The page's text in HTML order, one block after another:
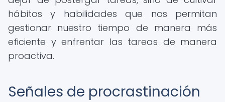
hábitos y habilidades que nos permitan
gestionar nuestro tiempo de manera más
eficiente y enfrentar las tareas de manera
proactiva.
Señales de procrastinación